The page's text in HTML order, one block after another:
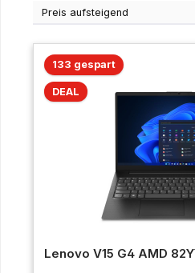
133 gespart
DEAL
Lenovo V15 G4 AMD